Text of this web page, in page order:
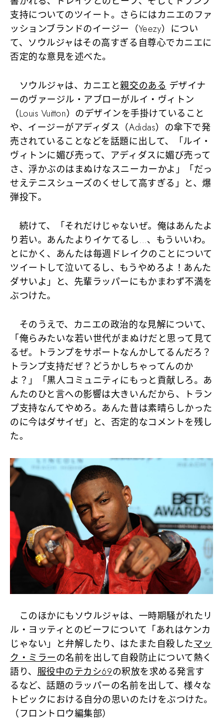
支持についてのツイート。さらにはカニエのファ
ッションブランドのイージー（Yeezy）につい
て、ソウルジャはその高すぎる自尊心でカニエに
否定的な意見を述べた。
ソウルジャは、カニエと親交のある デザイナ
ーのヴァージル・アブローがルイ・ヴィトン
（Louis Vuitton）のデザインを手掛けていること
や、イージーがアディダス（Adidas）の傘下で発
売されていることなどを話題に出して、
「ルイ・
ヴィトンに媚び売って、アディダスに媚び売って
さ、浮かぶのはまぬけなスニーカーかよ」「だっ
せえテニスシューズのくせして高すぎる」 と、爆
弾投下。
続けて、
「それだけじゃないぜ。俺はあんたよ
り若い。あんたよりイケてるし…、もういいわ。
とにかく、あんたは毎週ドレイクのことについて
ツイートして泣いてるし、もうやめろよ！あんた
ダサいよ」 と、先輩ラッパーにもかまわず不満を
ぶつけた。
そのうえで、カニエの政治的な見解について、
「俺らみたいな若い世代がまぬけだと思って見て
るぜ。トランプをサポートなんかしてるんだろ？
トランプ支持だぜ？どうかしちゃってんのか
よ？」「黒人コミュニティにもっと貢献しろ。あ
んたのひと言への影響は大きいんだから、トラン
プ支持なんてやめろ。あんた昔は素晴らしかった
のに今はダサイぜ」 と、否定的なコメントを残し
た。
このほかにもソウルジャは、一時期騒がれたリ
ル・ヨッティとのビーフについて「あれはケンカ
じゃない」と弁解したり、はたまた自殺したマッ
ク・ミラーの名前を出して自殺防止について熱く
語り、服役中のテカシ69の釈放を求める発言す
るなど、話題のラッパーの名前を出して、様々な
トピックにおける自分の思いのたけをぶつけた。
（フロントロウ編集部）